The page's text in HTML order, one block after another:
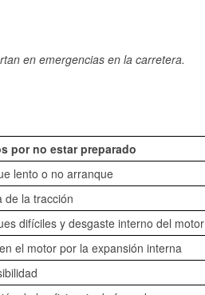
en emergencias en la carretera.
por no estar preparado
lento o no arranque
de la tracción
difíciles y desgaste interno del motor
el motor por la expansión interna